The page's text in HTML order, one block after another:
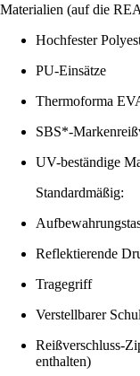
Materialien (auf die
Hochfester
PU-Einsätze
Thermoforma
SBS*-
UV-beständige
Standardmäßig:
Reflektierende
Tragegriff
Verstellbarer
Reißverschluss-
enthalten)